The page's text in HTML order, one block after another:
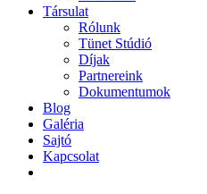
Társulat
Rólunk
Tünet Stúdió
Díjak
Partnereink
Dokumentumok
Blog
Galéria
Sajtó
Kapcsolat